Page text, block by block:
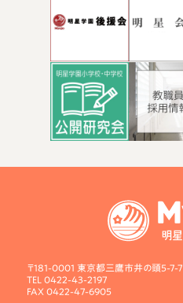
〒181-0001 東京都三鷹市井の頭5-7-7
TEL 0422-43-2197
FAX 0422-47-6905